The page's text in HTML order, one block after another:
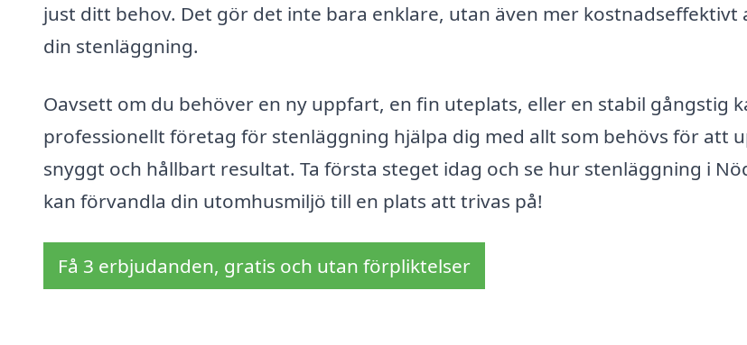
just ditt behov. Det gör det inte bara enklare, utan även mer kostnadseffektivt
din stenläggning.
Oavsett om du behöver en ny uppfart, en fin uteplats, eller en stabil gångstig
professionellt företag för stenläggning hjälpa dig med allt som behövs för att
snyggt och hållbart resultat. Ta första steget idag och se hur stenläggning i
kan förvandla din utomhusmiljö till en plats att trivas på!
Få 3 erbjudanden, gratis och utan förpliktelser